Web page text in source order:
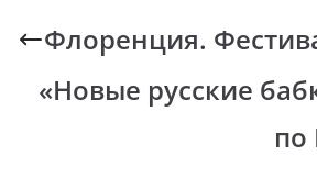
b
o
o
s
A
p
y
Li
n
gr
a
m
Флоренция.
«Новые русские
по